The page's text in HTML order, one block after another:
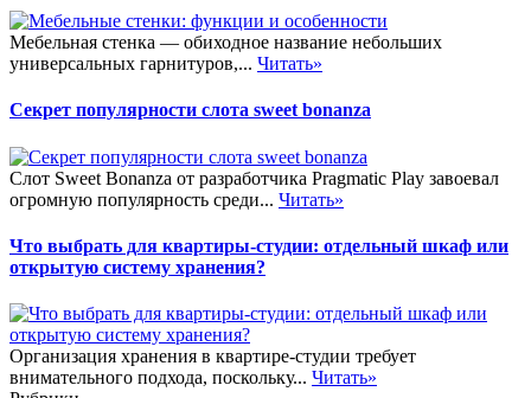
Мебельная стенка — обиходное название небольших
универсальных гарнитуров,... Читать»
Секрет популярности слота sweet bonanza
Слот Sweet Bonanza от разработчика Pragmatic Play завоевал
огромную популярность среди... Читать»
Что выбрать для квартиры-студии: отдельный шкаф или
открытую систему хранения?
Организация хранения в квартире-студии требует
внимательного подхода, поскольку... Читать»